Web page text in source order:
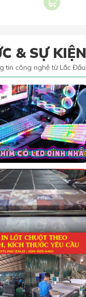
& SỰ KIỆN
tin công nghệ từ Lắc Đầu